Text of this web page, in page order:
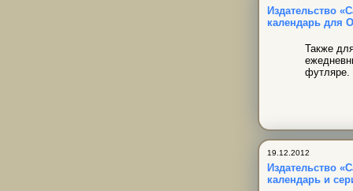
Издательство
календарь для
Также
футляре.
19.12.2012
Издательство
календарь и